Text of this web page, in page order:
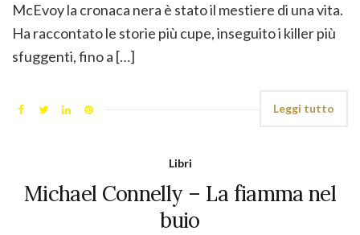
McEvoy la cronaca nera è stato il mestiere di una vita.
Ha raccontato le storie più cupe, inseguito i killer più
sfuggenti, fino a […]
Leggi tutto
Libri
Michael Connelly – La fiamma nel
buio